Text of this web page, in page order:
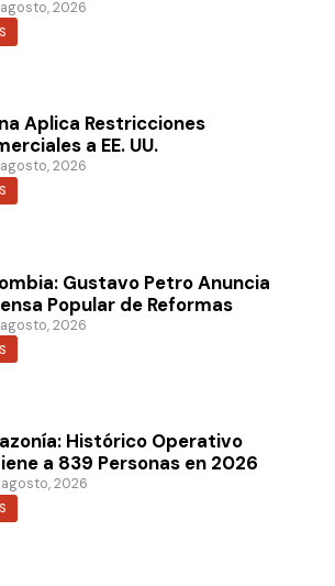
2026
Aplica Restricciones
a EE. UU.
2026
Gustavo Petro Anuncia
Popular de Reformas
2026
Histórico Operativo
a 839 Personas en 2026
2026